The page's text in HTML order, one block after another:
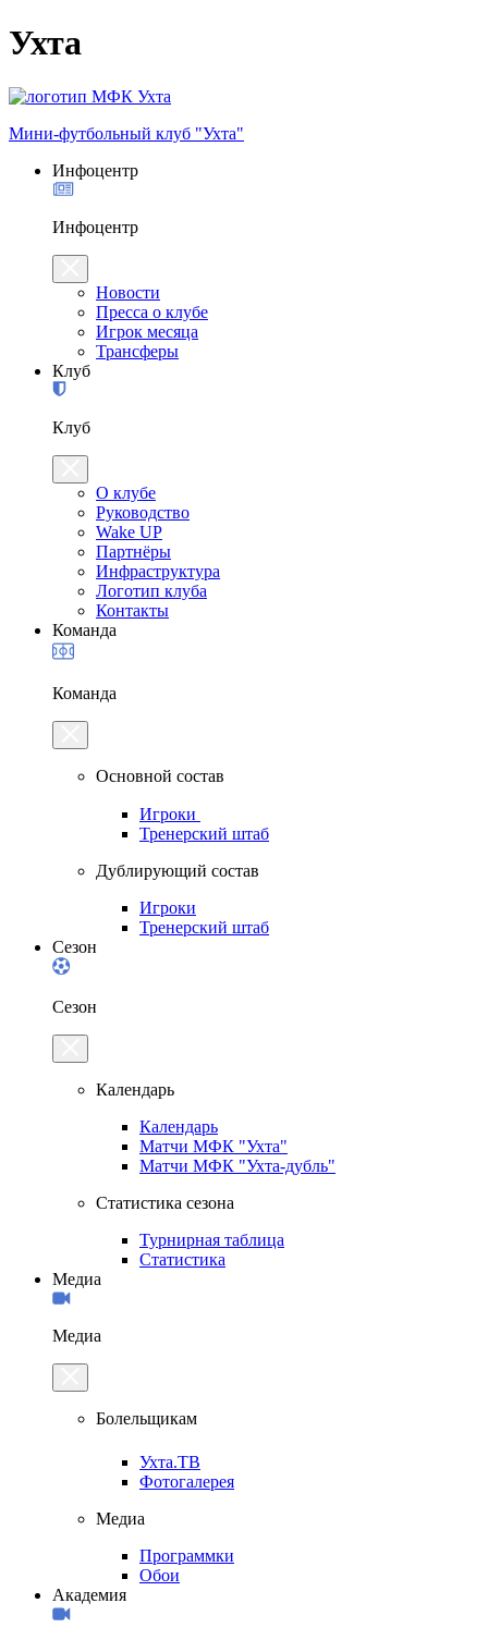
Ухта
Мини-футбольный клуб "Ухта"
Инфоцентр
Инфоцентр
Новости
Пресса о клубе
Игрок месяца
Трансферы
Клуб
Клуб
О клубе
Руководство
Wake UP
Партнёры
Инфраструктура
Логотип клуба
Контакты
Команда
Команда
Основной состав
Игроки
Тренерский штаб
Дублирующий состав
Игроки
Тренерский штаб
Сезон
Сезон
Календарь
Календарь
Матчи МФК "Ухта"
Матчи МФК "Ухта-дубль"
Статистика сезона
Турнирная таблица
Статистика
Медиа
Медиа
Болельщикам
Ухта.ТВ
Фотогалерея
Медиа
Программки
Обои
Академия